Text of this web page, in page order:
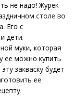
не надо! Журек
столе во
Его с
дети.
муки, которая
ее можно купить
закваску будет
ее